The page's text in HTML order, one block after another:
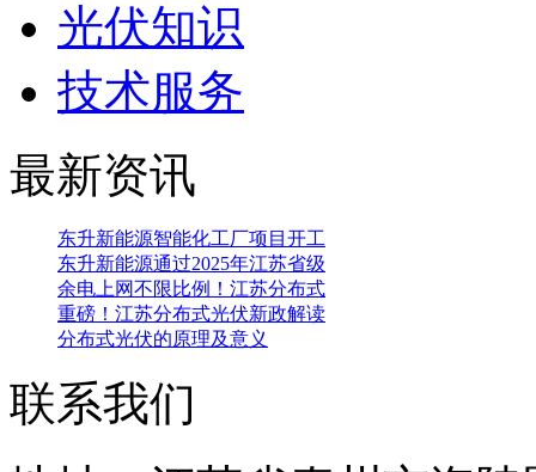
光伏知识
技术服务
最新资讯
东升新能源智能化工厂项目开工
东升新能源通过2025年江苏省级
余电上网不限比例！江苏分布式
重磅！江苏分布式光伏新政解读
分布式光伏的原理及意义
联系我们